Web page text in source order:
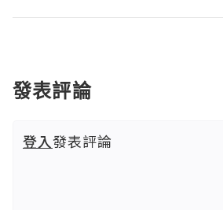
發表評論
登入發表評論